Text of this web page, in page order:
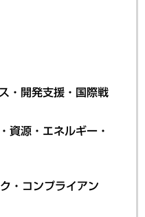
・開発支援・国際戦
資源・エネルギー・
・コンプライアン